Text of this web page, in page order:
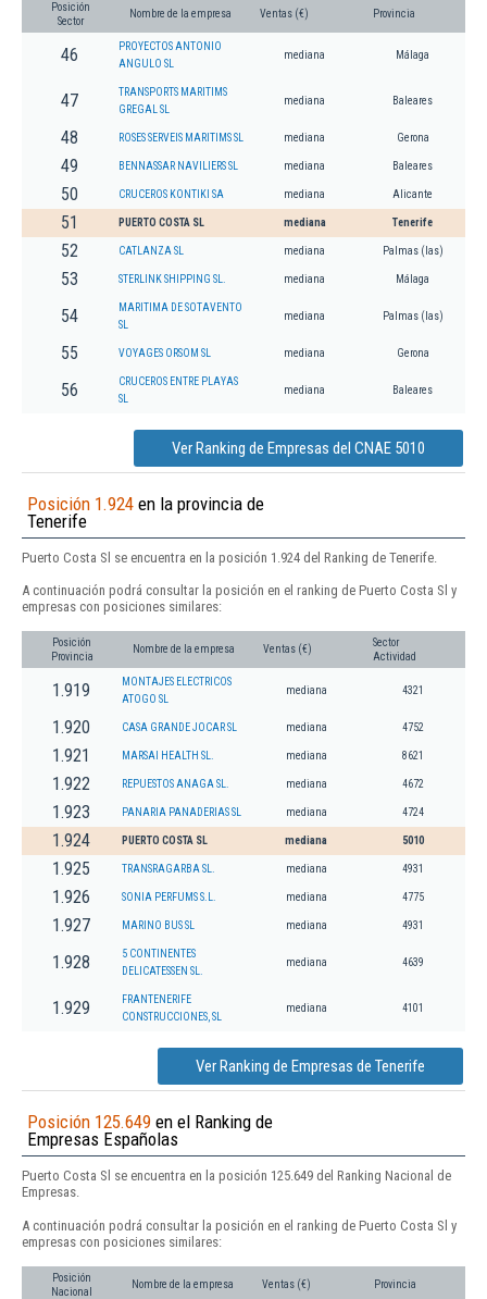
Posición
Sector
Nombre de la empresa Ventas (€) Provincia
46
PROYECTOS ANTONIO
ANGULO SL
mediana Málaga
47
TRANSPORTS MARITIMS
GREGAL SL
mediana Baleares
48 ROSES SERVEIS MARITIMS SL mediana Gerona
49 BENNASSAR NAVILIERS SL mediana Baleares
50 CRUCEROS KONTIKI SA mediana Alicante
51 PUERTO COSTA SL mediana Tenerife
52 CATLANZA SL mediana Palmas (las)
53 STERLINK SHIPPING SL. mediana Málaga
54
MARITIMA DE SOTAVENTO
SL
mediana Palmas (las)
55 VOYAGES ORSOM SL mediana Gerona
56
CRUCEROS ENTRE PLAYAS
SL
mediana Baleares
Ver Ranking de Empresas del CNAE 5010
Posición 1.924 en la provincia de
Tenerife
Puerto Costa Sl se encuentra en la posición 1.924 del Ranking de Tenerife.
A continuación podrá consultar la posición en el ranking de Puerto Costa Sl y
empresas con posiciones similares:
Posición
Provincia
Nombre de la empresa Ventas (€)
Sector
Actividad
1.919
MONTAJES ELECTRICOS
ATOGO SL
mediana 4321
1.920 CASA GRANDE JOCAR SL mediana 4752
1.921 MARSAI HEALTH SL. mediana 8621
1.922 REPUESTOS ANAGA SL. mediana 4672
1.923 PANARIA PANADERIAS SL mediana 4724
1.924 PUERTO COSTA SL mediana 5010
1.925 TRANSRAGARBA SL. mediana 4931
1.926 SONIA PERFUMS S.L. mediana 4775
1.927 MARINO BUS SL mediana 4931
1.928
5 CONTINENTES
DELICATESSEN SL.
mediana 4639
1.929
FRANTENERIFE
CONSTRUCCIONES, SL
mediana 4101
Ver Ranking de Empresas de Tenerife
Posición 125.649 en el Ranking de
Empresas Españolas
Puerto Costa Sl se encuentra en la posición 125.649 del Ranking Nacional de
Empresas.
A continuación podrá consultar la posición en el ranking de Puerto Costa Sl y
empresas con posiciones similares:
Posición
Nacional
Nombre de la empresa Ventas (€) Provincia